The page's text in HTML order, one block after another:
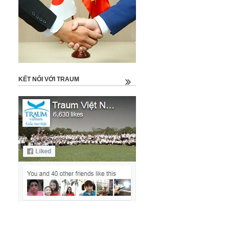
KẾT NỐI VỚI TRAUM